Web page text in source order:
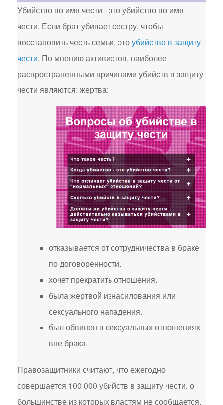
Убийство во имя чести - это убийство во имя
чести. Если брат убивает сестру, чтобы
восстановить честь семьи, этоубийство в защиту
чести. По мнению активистов, наиболее
распространенными причинами убийств в защиту
чести являются: жертва:
отказывается от сотрудничества в браке
по договоренности.
хочет прекратить отношения.
была жертвой изнасилования или
сексуального нападения.
был обвинен в сексуальных отношениях
вне брака.
Правозащитники считают, что ежегодно
совершается 100 000 убийств в защиту чести, о
большинстве из которых властям не сообщается,